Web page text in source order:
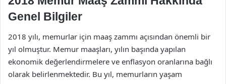
Genel Bilgiler
2018 yılı, memurlar için maaş zammı açısından önemli bir
yıl olmuştur. Memur maaşları, yılın başında yapılan
ekonomik değerlendirmelere ve enflasyon oranlarına bağlı
olarak belirlenmektedir. Bu yıl, memurların yaşam